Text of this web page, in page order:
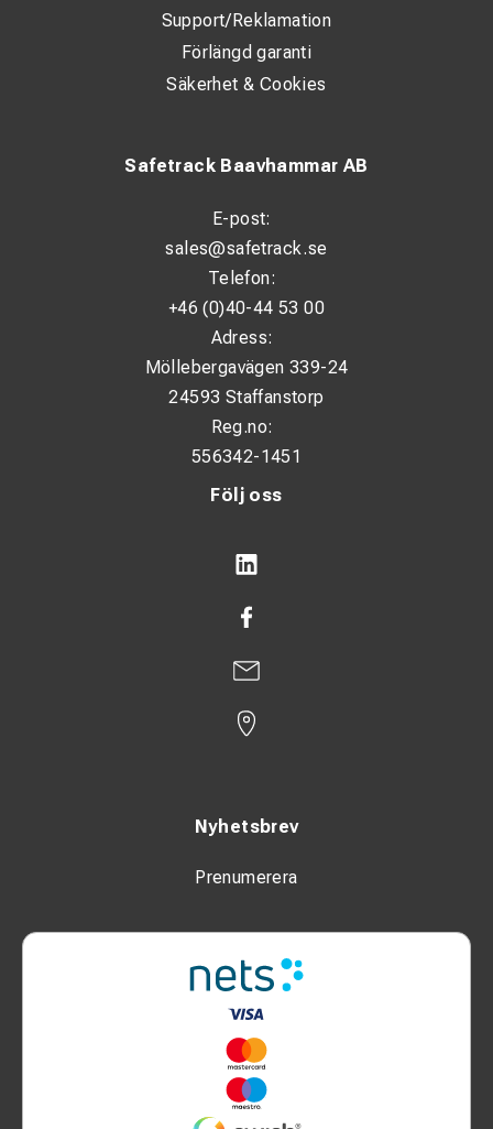
Följ oss
Nyhetsbrev
Prenumerera
Safetrack Baavhammar AB
E-post:
sales@safetrack.se
Telefon:
+46 (0)40-44 53 00
Adress:
Möllebergavägen 339-24
24593 Staffanstorp
Reg.no:
556342-1451
Support/Reklamation
Förlängd garanti
Säkerhet & Cookies